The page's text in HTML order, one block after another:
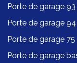
Porte de garage 93
Porte de garage 94
Porte de garage 75
Porte de garage